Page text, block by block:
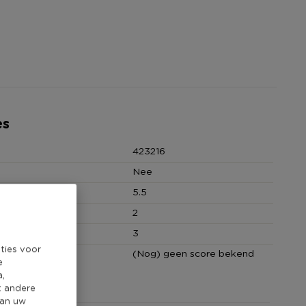
voor
andere
uw
423216
Nee
5.5
2
3
(Nog) geen score bekend